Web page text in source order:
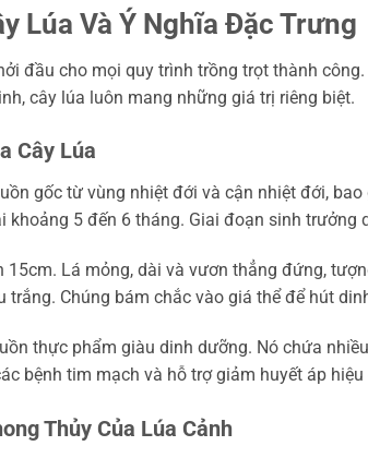
Lúa Và Ý Nghĩa Đặc Trưng
đầu cho mọi quy trình trồng trọt thành
cây lúa luôn mang những giá trị riêng biệt.
Cây Lúa
gốc từ vùng nhiệt đới và cận nhiệt đới,
khoảng 5 đến 6 tháng. Giai đoạn sinh trưởng
15cm. Lá mỏng, dài và vươn thẳng đứng,
trắng. Chúng bám chắc vào giá thể để hút
thực phẩm giàu dinh dưỡng. Nó chứa
bệnh tim mạch và hỗ trợ giảm huyết áp hiệu
Thủy Của Lúa Cảnh